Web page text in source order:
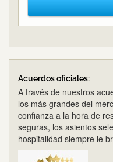
Acuerdos oficiales:
A través de nuestros
los más grandes del
confianza a la hora de
seguras, los asientos
hospitalidad siempre le